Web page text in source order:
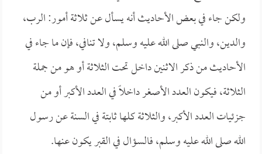
ولكن جاء في بعض الأحاديث أنه يسأل عن ثلاثة أمور: الرب،
والدين، والنبي صلى الله عليه وسلم، ولا تنافي، فإن ما جاء في
الأحاديث من ذكر الاثنين داخل تحت الثلاثة أو هو من جملة
الثلاثة، فيكون العدد الأصغر داخلاً في العدد الأكبر أو من
جزئيات العدد الأكبر، والثلاثة كلها ثابتة في السنة عن رسول
الله صلى الله عليه وسلم، فالسؤال في القبر يكون عنها.